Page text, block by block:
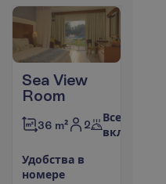
Sea View
Room
36 m² 2
Все
включено
Удобства в
номере